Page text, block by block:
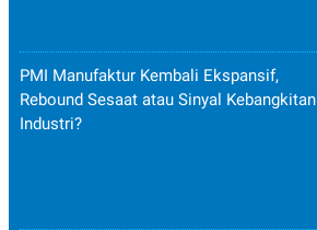
PMI Manufaktur Kembali Ekspansif,
Rebound Sesaat atau Sinyal Kebangkitan
Industri?